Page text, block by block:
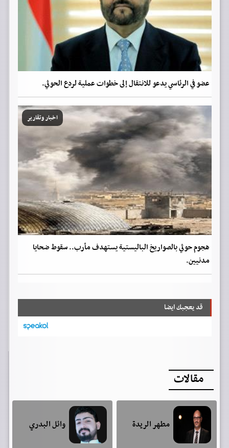
عضو في الرئاسي يدعو للانتقال إلى خطوات عملية لردع الحوثي.
اخبار وتقارير
هجوم حوثي بالصواريخ الباليستية يستهدف مأرب.. سقوط ضحايا
مدنيين.
قد يعجبك ايضا
مقالات
مطهر الريدة وائل البدري